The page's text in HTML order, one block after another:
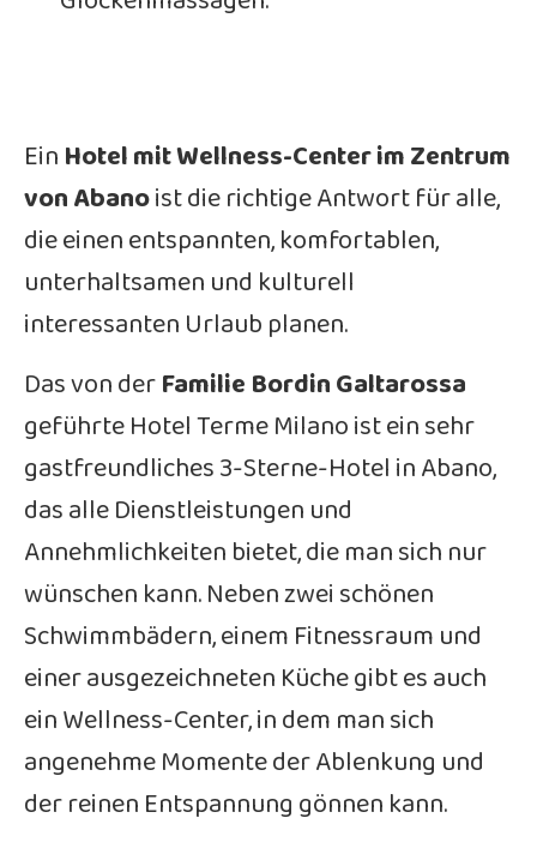
EinHotel mit Wellness-Center im Zentrum
von Abanoist die richtige Antwort für alle,
die einen entspannten, komfortablen,
unterhaltsamen und kulturell
interessanten Urlaub planen.
Das von derFamilie Bordin Galtarossa
geführte Hotel Terme Milano ist ein sehr
gastfreundliches 3-Sterne-Hotel in Abano,
das alle Dienstleistungen und
Annehmlichkeiten bietet, die man sich nur
wünschen kann. Neben zwei schönen
Schwimmbädern, einem Fitnessraum und
einer ausgezeichneten Küche gibt es auch
ein Wellness-Center, in dem man sich
angenehme Momente der Ablenkung und
der reinen Entspannung gönnen kann.